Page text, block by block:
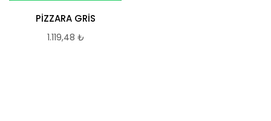
PİZZARA GRİS
1.119,48 ₺